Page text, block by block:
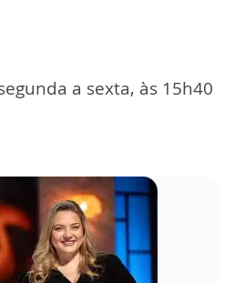
a sexta, às 15h40